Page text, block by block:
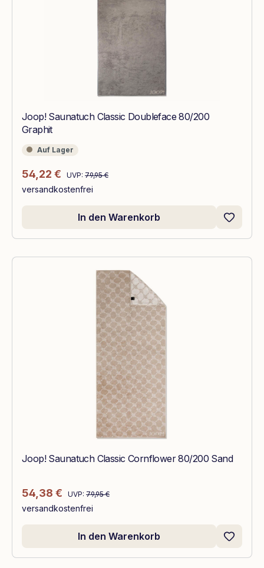
Joop! Saunatuch Classic Doubleface 80/200
Graphit
Auf Lager
Auf Lager
Verkaufspreis:
54,22 € Regulärer Preis:
UVP: 79,95 €
versandkostenfrei
In den Warenkorb
Joop! Saunatuch Classic Cornflower 80/200 Sand
Verkaufspreis:
54,38 € Regulärer Preis:
UVP: 79,95 €
versandkostenfrei
In den Warenkorb